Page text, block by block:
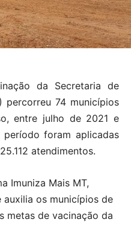
da Secretaria de
percorreu 74 municípios
entre julho de 2021 e
foram aplicadas
atendimentos.
Imuniza Mais MT,
auxilia os municípios de
metas de vacinação da